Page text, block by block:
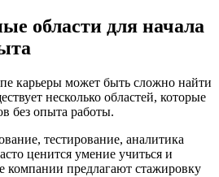
области для начала
карьеры может быть сложно найти
несколько областей, которые
без опыта работы.
тестирование, аналитика
ценится умение учиться и
предлагают стажировку